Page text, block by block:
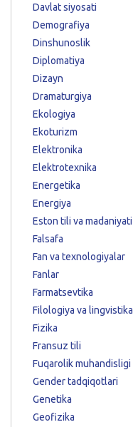
Davlat siyosati
Demografiya
Dinshunoslik
Diplomatiya
Dizayn
Dramaturgiya
Ekologiya
Ekoturizm
Elektronika
Elektrotexnika
Energetika
Energiya
Eston tili va madaniyati
Falsafa
Fan va texnologiyalar
Fanlar
Farmatsevtika
Filologiya va lingvistika
Fizika
Fransuz tili
Fuqarolik muhandisligi
Gender tadqiqotlari
Genetika
Geofizika